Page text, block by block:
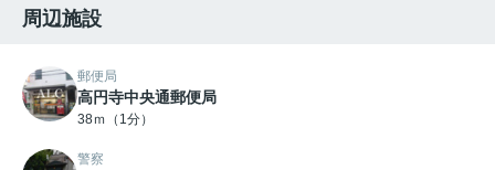
周辺施設
郵便局
高円寺中央通郵便局
38ｍ（1分）
警察